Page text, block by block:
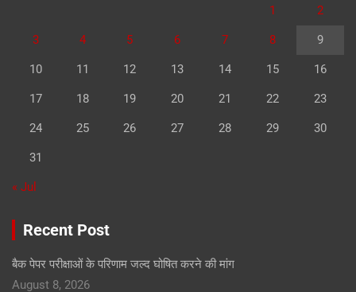
1 2
3 4 5 6 7 8 9
10 11 12 13 14 15 16
17 18 19 20 21 22 23
24 25 26 27 28 29 30
31
« Jul
Recent Post
बैक पेपर परीक्षाओं के परिणाम जल्द घोषित करने की मांग
August 8, 2026